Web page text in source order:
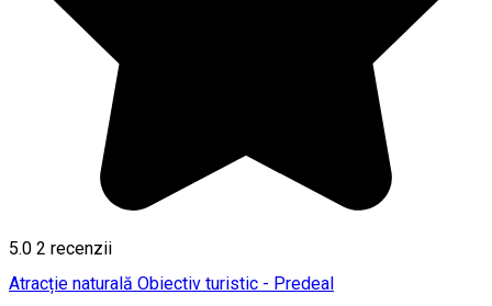
5.0 2 recenzii
Atracție naturală Obiectiv turistic - Predeal